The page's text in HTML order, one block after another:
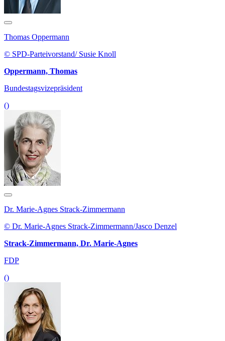
Thomas Oppermann
© SPD-Parteivorstand/ Susie Knoll
Oppermann, Thomas
Bundestagsvizepräsident
()
Dr. Marie-Agnes Strack-Zimmermann
© Dr. Marie-Agnes Strack-Zimmermann/Jasco Denzel
Strack-Zimmermann, Dr. Marie-Agnes
FDP
()